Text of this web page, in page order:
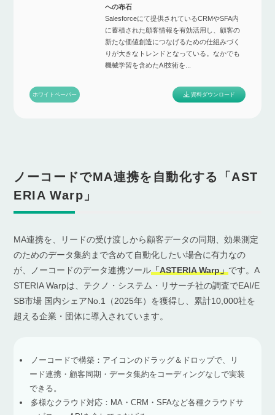
への布石
Salesforceにて提供されているCRMやSFA内
に蓄積された顧客情報を有効活用し、顧客の
新たな価値創造につなげるための仕組みづく
りが大きなトレンドとなっている。なかでも
機械学習を含めたAI技術を...
ホワイトペーパー 資料ダウンロード
ノーコードでMA連携を自動化する「AST
ERIA Warp」
MA連携を、リードの受け渡しから顧客データの同期、効果測定
のためのデータ集約まで含めて自動化したい場合に有力なの
が、ノーコードのデータ連携ツール「ASTERIA Warp」です。A
STERIA Warpは、テクノ・システム・リサーチ社の調査でEAI/E
SB市場 国内シェアNo.1（2025年）を獲得し、累計10,000社を
超える企業・団体に導入されています。
ノーコードで構築：アイコンのドラッグ＆ドロップで、リ
ード連携・顧客同期・データ集約をコーディングなしで実装
できる。
多様なクラウド対応：MA・CRM・SFAなど各種クラウドサ